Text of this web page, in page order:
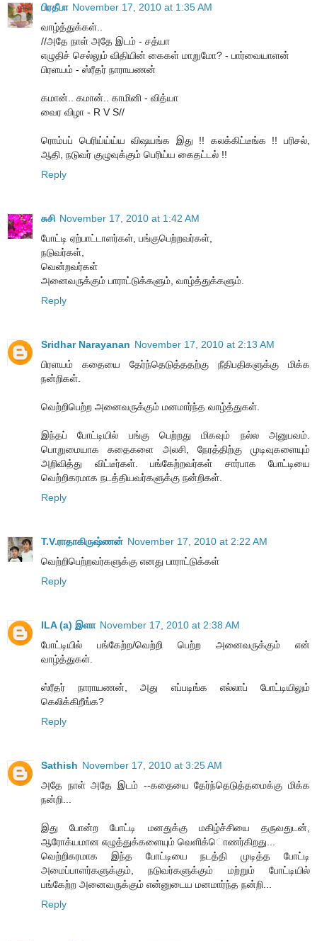
பிரதீபா November 17, 2010 at 1:35 AM
வாழ்த்துக்கள்..
//அதே நாள் அதே இடம் - சத்யா
எழுதிச் செல்லும் விதியின் கைகள் மாறுமோ? - பார்வையாளன்
பிரளயம் - ஸ்ரீதர் நாராயணன்
கமான்.. கமான்.. காமினி - வித்யா
வைர விழா - R V S//
ரொம்பப் பெரிய்ய்ய்ய விஷயங்க இது !! கலக்கிட்டீங்க !! பரிசல்,
ஆதி, நடுவர் குழுவுக்கும் பெரிய்ய கைதட்டல் !!
Reply
சுசி November 17, 2010 at 1:42 AM
போட்டி ஏற்பாட்டாளர்கள், பங்குபெற்றவர்கள்,
நடுவர்கள்,
வென்றவர்கள்
அனைவருக்கும் பாராட்டுக்களும், வாழ்த்துக்களும்.
Reply
Sridhar Narayanan November 17, 2010 at 2:13 AM
பிரளயம் கதையை தேர்ந்தெடுத்ததற்கு நீதிபதிகளுக்கு மிக்க
நன்றிகள்.
வெற்றிபெற்ற அனைவருக்கும் மனமார்ந்த வாழ்த்துகள்.
இந்தப் போட்டியில் பங்கு பெற்றது மிகவும் நல்ல அனுபவம்.
பொறுமையாக கதைகளை அலசி, நேரத்திற்கு முடிவுகளையும்
அறிவித்து விட்டீர்கள். பங்கேற்றவர்கள் சார்பாக போட்டியை
வெற்றிகரமாக நடத்தியவர்களுக்கு நன்றிகள்.
Reply
T.V.ராதாகிருஷ்ணன் November 17, 2010 at 2:22 AM
வெற்றிபெற்றவர்களுக்கு எனது பாராட்டுக்கள்
Reply
ILA (a) இளா November 17, 2010 at 2:38 AM
போட்டியில் பங்கேற்ற/வெற்றி பெற்ற அனைவருக்கும் என்
வாழ்த்துகள்.
ஸ்ரீதர் நாராயணன், அது எப்படிங்க எல்லாப் போட்டியிலும்
கெலிக்கிறீங்க?
Reply
Sathish November 17, 2010 at 3:25 AM
அதே நாள் அதே இடம் --கதையை தேர்ந்தெடுத்தமைக்கு மிக்க
நன்றி...
இது போன்ற போட்டி மனதுக்கு மகிழ்ச்சியை தருவதுடன்,
ஆரோக்யமான எழுத்துக்களையும் வெளிக்ொணர்கிறது...
வெற்றிகரமாக இந்த போட்டியை நடத்தி முடித்த போட்டி
அமைப்பாளர்களுக்கும், நடுவர்களுக்கும் மற்றும் போட்டியில்
பங்கேற்ற அனைவருக்கும் என்னுடைய மனமார்ந்த நன்றி...
Reply